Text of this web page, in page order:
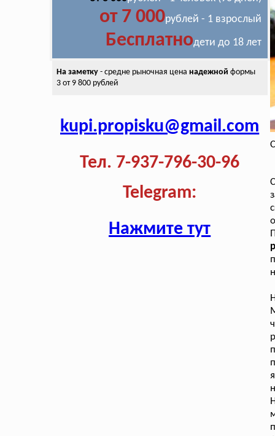
от 7 000рублей - 1 взрослый
Бесплатнодети до 18 лет
На заметку- средне рыночная цена надежной формы
3 от 9 800 рублей
kupi.propisku@gmail.com
Тел. 7-937-796-30-96
Telegram:
Нажмите тут